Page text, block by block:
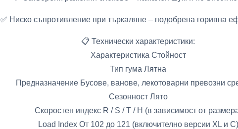
✅ Ниско съпротивление при търкаляне – подобрена горивна
📋 Технически характеристики:
Характеристика Стойност
Тип гума Лятна
Предназначение Бусове, ванове, лекотоварни превозни
Сезонност Лято
Скоростен индекс R / S / T / H (в зависимост от
Load Index От 102 до 121 (включително версии XL и C)